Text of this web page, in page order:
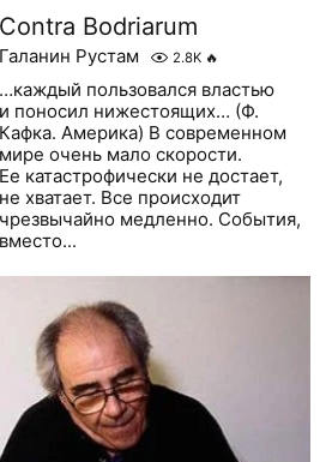
Bodriarum
Рустам 2.8K 🔥
пользовался властью
поносил нижестоящих… (Ф.
Америка) В современном
очень мало скорости.
катастрофически не достает,
хватает. Все происходит
медленно. События,